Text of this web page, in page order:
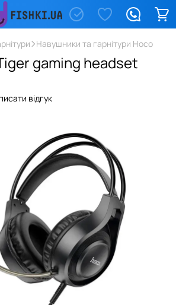
Навушники та гарнітури Hoco
gaming headset
відгук